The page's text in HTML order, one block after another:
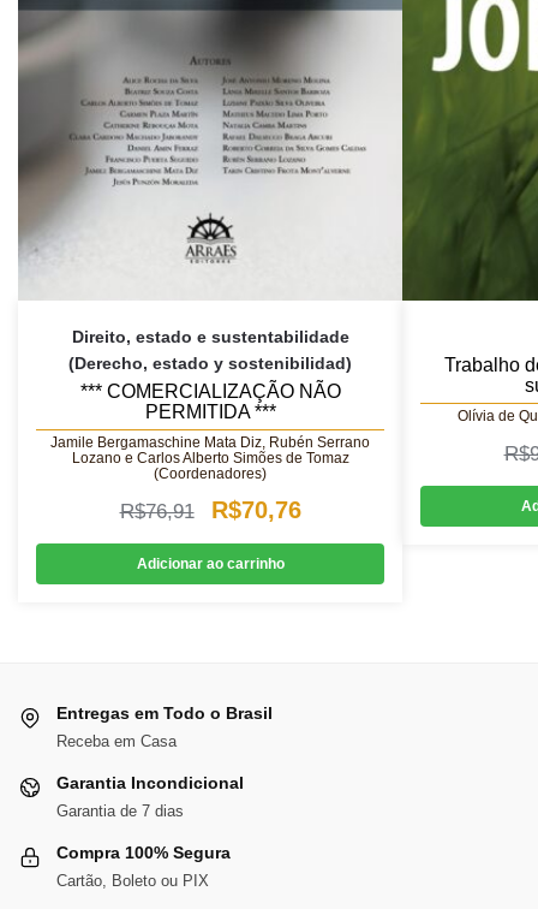
Direito, estado e sustentabilidade
(Derecho, estado y sostenibilidad)
*** COMERCIALIZAÇÃO NÃO
PERMITIDA ***
Jamile Bergamaschine Mata Diz, Rubén Serrano
Lozano e Carlos Alberto Simões de Tomaz
(Coordenadores)
R$76,91
O
preço
original
R$70,76O
preço
atual
Adicionar ao carrinho
Trabalho
Olívia de
R$
Entregas em Todo o Brasil
Receba em Casa
Garantia Incondicional
Garantia de 7 dias
Compra 100% Segura
Cartão, Boleto ou PIX